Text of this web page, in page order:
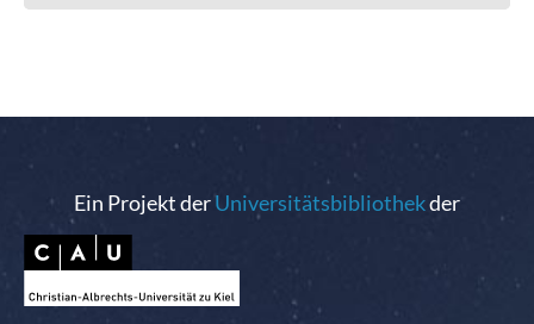
Ein Projekt derUniversitätsbibliothekder